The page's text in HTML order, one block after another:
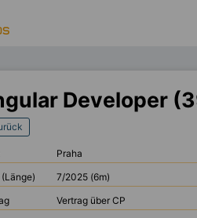
Developer
Praha
7/2025 (6m)
Vertrag über CP